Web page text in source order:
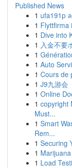
Published News
1 ufa191p
1 Flyttfirma
1 Dive into
1 入金不要
1
1 Auto
1 Cours de
1 J9九游会
1 Online
1 copyright
Must...
1 Smart
Rem...
1 Securing
1
1 Load